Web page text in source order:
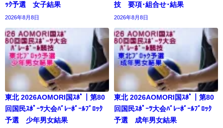
ｯｸ予選 女子結果
2026年8月8日
技 要項･組合せ･結果
2026年8月8日
東北 2026AOMORI国ｽﾎﾟ｜第80
回国民ｽﾎﾟｰﾂ大会ﾊﾞﾚｰﾎﾞｰﾙﾌﾞﾛｯｸ
予選 少年男女結果
東北 2026AOMORI国ｽﾎﾟ｜第80
回国民ｽﾎﾟｰﾂ大会ﾊﾞﾚｰﾎﾞｰﾙﾌﾞﾛｯｸ
予選 成年男女結果